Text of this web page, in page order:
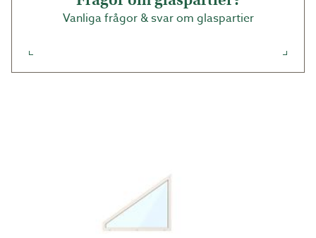
på Höjd 1 (H2) och Höjd 2 (H2) enligt bild utifrån
Alla mått avser hålmått. Mer info finner du under
Vanliga frågor & svar om glaspartier